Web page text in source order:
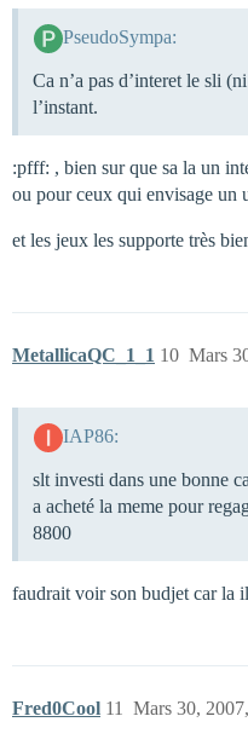
PseudoSympa:
Ca n’a pas d’interet le sli
l’instant.
:pfff: , bien sur que sa la un
ou pour ceux qui envisage un
et les jeux les supporte très
MetallicaQC_1_1 Mars
10
IAP86:
slt investi dans une bonne
a acheté la meme pour
8800
faudrait voir son budjet car la
Fred0Cool Mars 30,
11